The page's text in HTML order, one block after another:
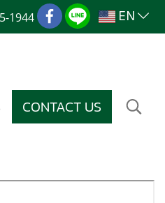
1944 EN
CONTACT US